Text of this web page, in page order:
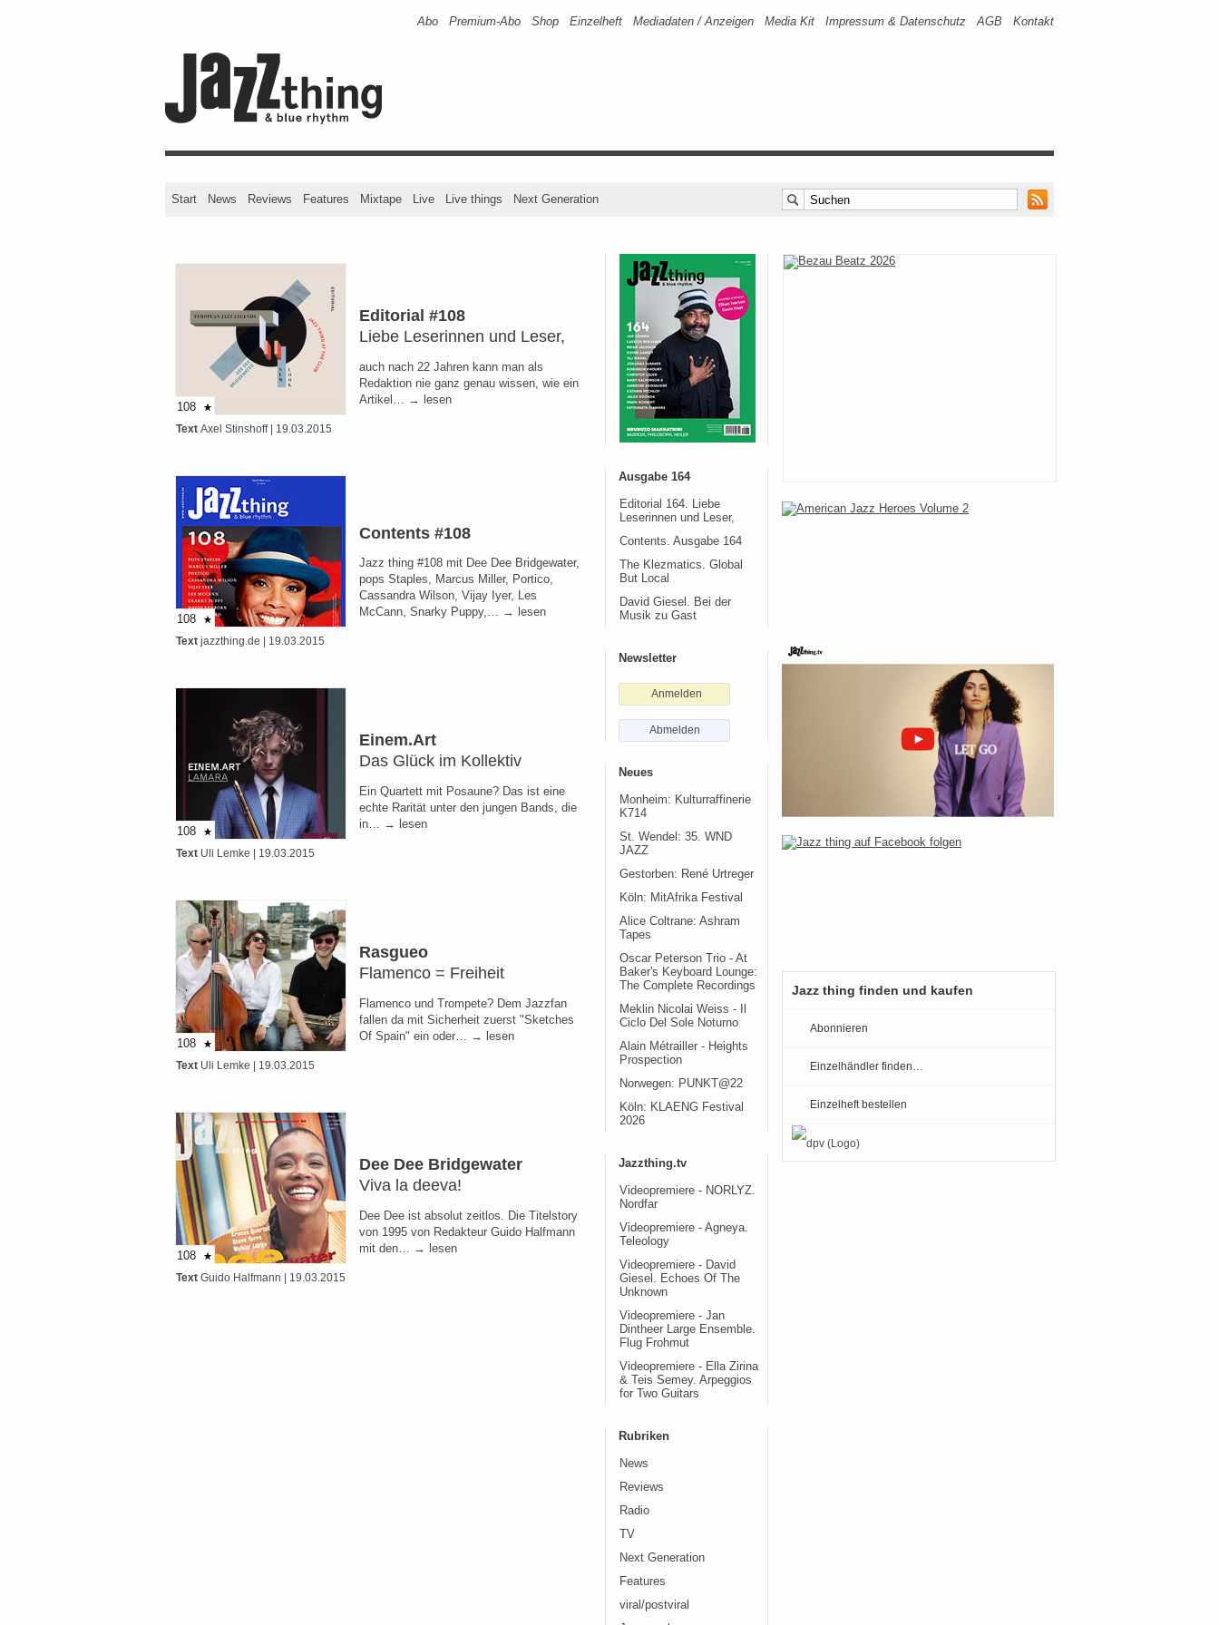
Abo Premium-Abo Shop Einzelheft Mediadaten / Anzeigen Media Kit Impressum & Datenschutz AGB Kontakt
Start News Reviews Features Mixtape Live Live things Next Generation
108
Editorial #108
Liebe Leserinnen und Leser,
auch nach 22 Jahren kann man als
Redaktion nie ganz genau wissen, wie ein
Artikel… → lesen
Text Axel Stinshoff| 19.03.2015
108
Contents #108
Jazz thing #108 mit Dee Dee Bridgewater,
pops Staples, Marcus Miller, Portico,
Cassandra Wilson, Vijay Iyer, Les
McCann, Snarky Puppy,… → lesen
Text jazzthing.de | 19.03.2015
108
Einem.Art
Das Glück im Kollektiv
Ein Quartett mit Posaune? Das ist eine
echte Rarität unter den jungen Bands, die
in… → lesen
Text Uli Lemke | 19.03.2015
108
Rasgueo
Flamenco = Freiheit
Flamenco und Trompete? Dem Jazzfan
fallen da mit Sicherheit zuerst "Sketches
Of Spain" ein oder… → lesen
Text Uli Lemke | 19.03.2015
108
Dee Dee Bridgewater
Viva la deeva!
Dee Dee ist absolut zeitlos. Die Titelstory
von 1995 von Redakteur Guido Halfmann
mit den… → lesen
Text Guido Halfmann | 19.03.2015
Ausgabe 164
Editorial 164. Liebe
Leserinnen und Leser,
Contents. Ausgabe 164
The Klezmatics. Global
But Local
David Giesel. Bei der
Musik zu Gast
Newsletter
Anmelden
Abmelden
Neues
Monheim: Kulturraffinerie
K714
St. Wendel: 35. WND
JAZZ
Gestorben: René Urtreger
Köln: MitAfrika Festival
Alice Coltrane: Ashram
Tapes
Oscar Peterson Trio - At
Baker's Keyboard Lounge:
The Complete Recordings
Meklin Nicolai Weiss - Il
Ciclo Del Sole Noturno
Alain Métrailler - Heights
Prospection
Norwegen: PUNKT@22
Köln: KLAENG Festival
2026
Jazzthing.tv
Videopremiere - NORLYZ.
Nordfar
Videopremiere - Agneya.
Teleology
Videopremiere - David
Giesel. Echoes Of The
Unknown
Videopremiere - Jan
Dintheer Large Ensemble.
Flug Frohmut
Videopremiere - Ella Zirina
& Teis Semey. Arpeggios
for Two Guitars
Rubriken
News
Reviews
Radio
TV
Next Generation
Features
viral/postviral
Jazz thing finden und kaufen
Abonnieren
Einzelhändler finden…
Einzelheft bestellen